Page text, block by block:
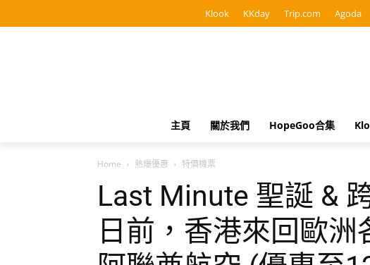
Klook KKday Trip.com Agoda
主頁 關於我們 HopeGoo合集
Home 熱爆優惠 特價機票
Last Minute 聖誕 &
日前，香港來回歐